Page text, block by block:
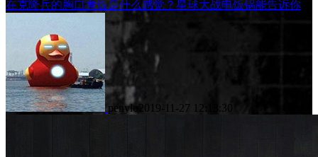
在克隆兵的胸口煮饭是什么感觉？星球大战电饭锅能告诉你
penylo 2019-11-27 12:13:30